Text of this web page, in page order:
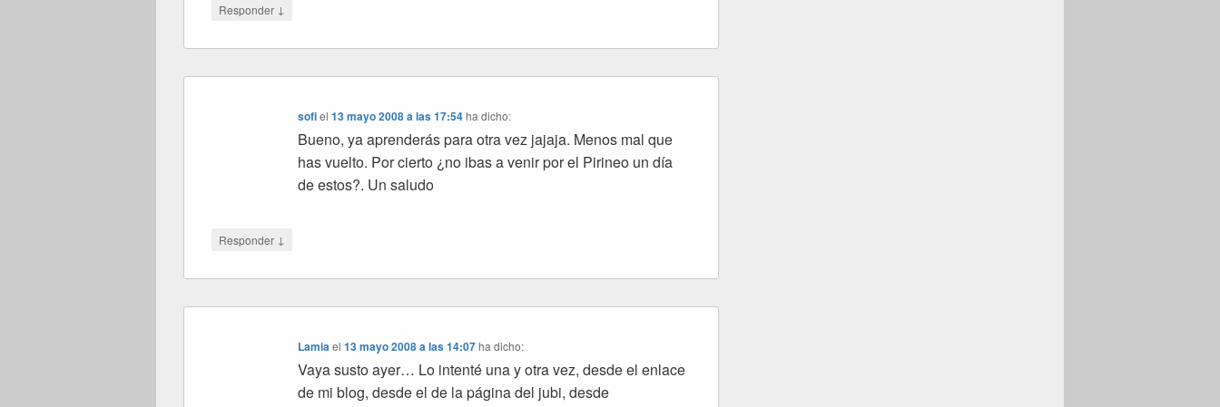
Responder ↓
sofiel13 mayo 2008 a las 17:54ha dicho:
Bueno, ya aprenderás para otra vez jajaja. Menos mal que
has vuelto. Por cierto ¿no ibas a venir por el Pirineo un día
de estos?. Un saludo
Responder ↓
Lamiael13 mayo 2008 a las 14:07ha dicho:
Vaya susto ayer… Lo intenté una y otra vez, desde el enlace
de mi blog, desde el de la página del jubi, desde